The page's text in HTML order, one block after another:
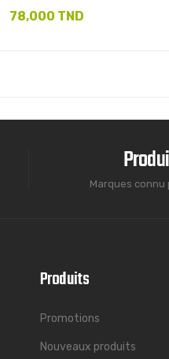
78,000 TND
Marques connu
Produits
Promotions
Nouveaux produits